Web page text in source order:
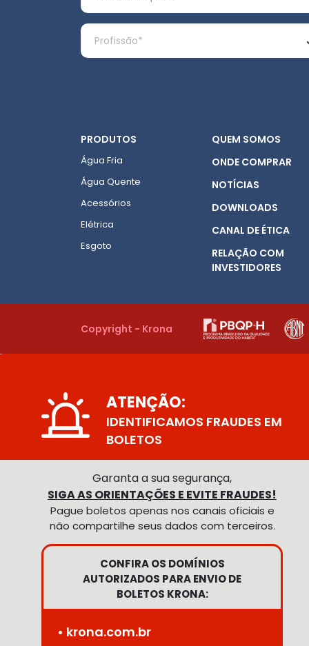
PRODUTOS
Água Fria
Água Quente
Acessórios
Elétrica
Esgoto
QUEM SOMOS
ONDE COMPRAR
NOTÍCIAS
DOWNLOADS
CANAL DE ÉTICA
RELAÇÃO COM
INVESTIDORES
Copyright - Krona
ATENÇÃO:
IDENTIFICAMOS FRAUDES EM
BOLETOS
Garanta a sua segurança,
SIGA AS ORIENTAÇÕES E EVITE FRAUDES!
Pague boletos apenas nos canais oficiais e
não compartilhe seus dados com terceiros.
CONFIRA OS DOMÍNIOS
AUTORIZADOS PARA ENVIO DE
BOLETOS KRONA:
• krona.com.br